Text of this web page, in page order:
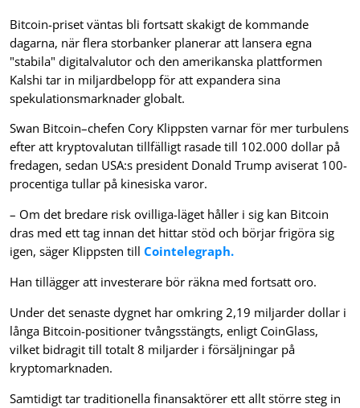
Bitcoin-priset väntas bli fortsatt skakigt de kommande
dagarna, när flera storbanker planerar att lansera egna
"stabila" digitalvalutor och den amerikanska plattformen
Kalshi tar in miljardbelopp för att expandera sina
spekulationsmarknader globalt.
Swan Bitcoin–chefen Cory Klippsten varnar för mer turbulens
efter att kryptovalutan tillfälligt rasade till 102.000 dollar på
fredagen, sedan USA:s president Donald Trump aviserat 100-
procentiga tullar på kinesiska varor.
– Om det bredare risk ovilliga-läget håller i sig kan Bitcoin
dras med ett tag innan det hittar stöd och börjar frigöra sig
igen, säger Klippsten tillCointelegraph.
Han tillägger att investerare bör räkna med fortsatt oro.
Under det senaste dygnet har omkring 2,19 miljarder dollar i
långa Bitcoin-positioner tvångsstängts, enligt CoinGlass,
vilket bidragit till totalt 8 miljarder i försäljningar på
kryptomarknaden.
Samtidigt tar traditionella finansaktörer ett allt större steg in